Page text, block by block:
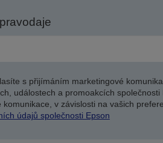
s přijímáním marketingové
událostech a promoakcích
v závislosti na vašich
údajů společnosti Epson